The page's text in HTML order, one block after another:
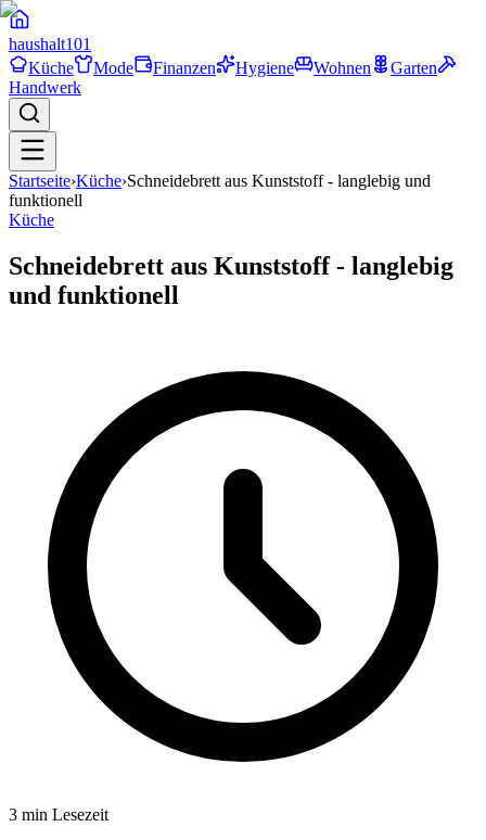
haushalt101
Küche
Mode Finanzen Hygiene Wohnen
Garten
Handwerk
Startseite›Küche›Schneidebrett aus Kunststoff - langlebig und
funktionell
Küche
Schneidebrett aus Kunststoff - langlebig
und funktionell
3 min Lesezeit